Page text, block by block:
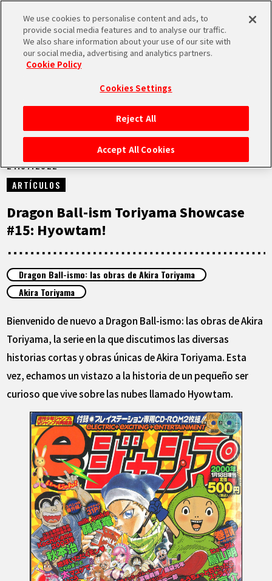
MEN
INICIO
NOTICIAS
LO MÁS DESTACADO
VÍDEOS
ARTÍCULOS
ACERCA DE
LANGUAGE
JP
EN FR DE ES
NOTICIAS
21.07.2022
ARTÍCULOS
Dragon Ball-ism Toriyama Showcase
#15: Hyowtam!
Dragon Ball-ismo: las obras de Akira Toriyama
Akira Toriyama
Bienvenido de nuevo a Dragon Ball-ismo: las obras de Akira
Toriyama, la serie en la que discutimos las diversas
historias cortas y obras únicas de Akira Toriyama. Esta
vez, echamos un vistazo a la historia de un pequeño ser
curioso que vive sobre las nubes llamado Hyowtam.
We use cookies to personalise content and ads, to
provide social media features and to analyse our traffic.
We also share information about your use of our site with
our social media, advertising and analytics partners.
Cookie Policy
Cookies Settings
Reject All
Accept All Cookies